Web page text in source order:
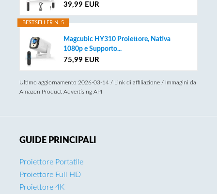
39,99 EUR
BESTSELLER N. 5
Magcubic HY310 Proiettore, Nativa
1080p e Supporto...
75,99 EUR
Ultimo aggiornamento 2026-03-14 / Link di affiliazione / Immagini da
Amazon Product Advertising API
GUIDE PRINCIPALI
Proiettore Portatile
Proiettore Full HD
Proiettore 4K